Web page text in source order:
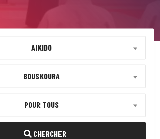
AIKIDO
BOUSKOURA
POUR TOUS
CHERCHER